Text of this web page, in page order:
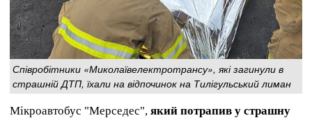
Співробітники «Миколаївелектротрансу», які загинули в
страшній ДТП, їхали на відпочинок на Тилігульський лиман
Мікроавтобус "Мерседес", який потрапив у страшну